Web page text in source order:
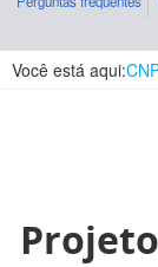
Você está aqui: